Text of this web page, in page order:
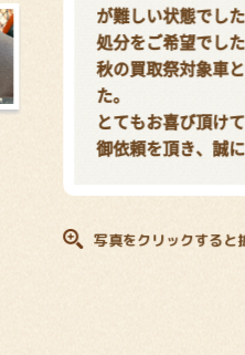
が難しい状態でした
処分をご希望でし
秋の買取祭対象車
た。
とてもお喜び頂け
御依頼を頂き、誠
写真をクリックすると